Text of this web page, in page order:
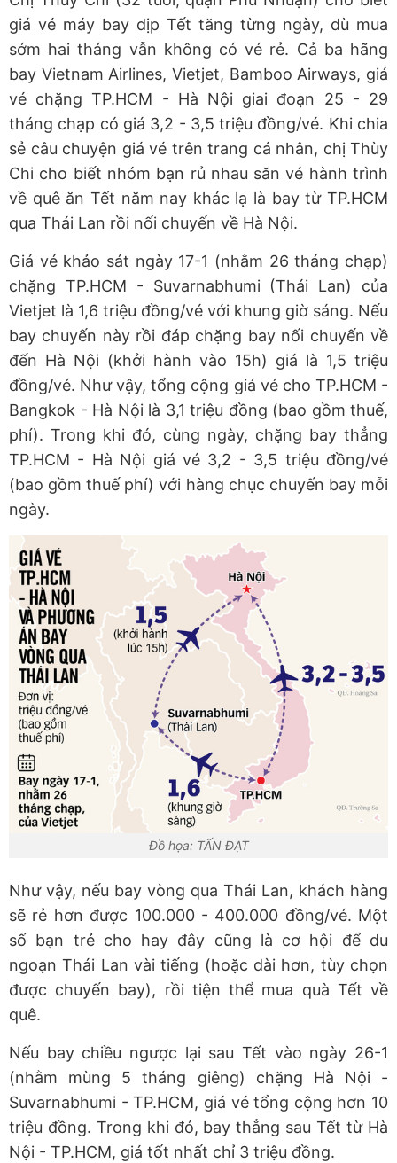
giá vé máy bay dịp Tết tăng từng ngày, dù mua
sớm hai tháng vẫn không có vé rẻ. Cả ba hãng
bay Vietnam Airlines, Vietjet, Bamboo Airways, giá
vé chặng TP.HCM - Hà Nội giai đoạn 25 - 29
tháng chạp có giá 3,2 - 3,5 triệu đồng/vé. Khi chia
sẻ câu chuyện giá vé trên trang cá nhân, chị Thùy
Chi cho biết nhóm bạn rủ nhau săn vé hành trình
về quê ăn Tết năm nay khác lạ là bay từ TP.HCM
qua Thái Lan rồi nối chuyến về Hà Nội.
Giá vé khảo sát ngày 17-1 (nhằm 26 tháng chạp)
chặng TP.HCM - Suvarnabhumi (Thái Lan) của
Vietjet là 1,6 triệu đồng/vé với khung giờ sáng. Nếu
bay chuyến này rồi đáp chặng bay nối chuyến về
đến Hà Nội (khởi hành vào 15h) giá là 1,5 triệu
đồng/vé. Như vậy, tổng cộng giá vé cho TP.HCM -
Bangkok - Hà Nội là 3,1 triệu đồng (bao gồm thuế,
phí). Trong khi đó, cùng ngày, chặng bay thẳng
TP.HCM - Hà Nội giá vé 3,2 - 3,5 triệu đồng/vé
(bao gồm thuế phí) với hàng chục chuyến bay mỗi
ngày.
Đồ họa: TẤN ĐẠT
Như vậy, nếu bay vòng qua Thái Lan, khách hàng
sẽ rẻ hơn được 100.000 - 400.000 đồng/vé. Một
số bạn trẻ cho hay đây cũng là cơ hội để du
ngoạn Thái Lan vài tiếng (hoặc dài hơn, tùy chọn
được chuyến bay), rồi tiện thể mua quà Tết về
quê.
Nếu bay chiều ngược lại sau Tết vào ngày 26-1
(nhằm mùng 5 tháng giêng) chặng Hà Nội -
Suvarnabhumi - TP.HCM, giá vé tổng cộng hơn 10
triệu đồng. Trong khi đó, bay thẳng sau Tết từ Hà
Nội - TP.HCM, giá tốt nhất chỉ 3 triệu đồng.